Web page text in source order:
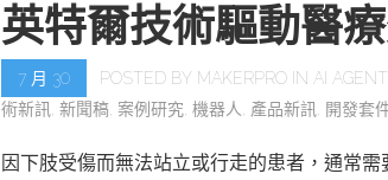
英特爾技術驅動醫
7 月 30 POSTED BY MAKERPRO IN AI AGENT
術新訊 新聞稿 案例研究 機器人 產品新訊 開發套
因下肢受傷而無法站立或行走的患者，通常